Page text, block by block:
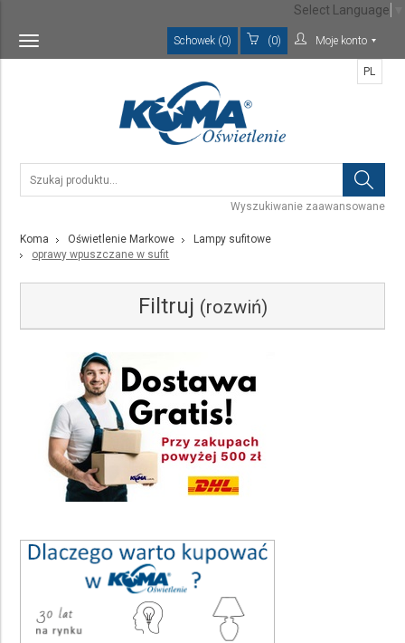
Toggle
navigation
Schowek (0) (0) Moje konto
Wyszukiwanie zaawansowane
PL
Koma Oświetlenie Markowe
Lampy sufitowe
oprawy wpuszczane w sufit
Filtruj (rozwiń)
Kategoria
oprawy wpuszczane w sufit
Kolor pełna nazwa
Wybierz
Wybierz
Rodzaj źródła światła
Wybierz
Select Language